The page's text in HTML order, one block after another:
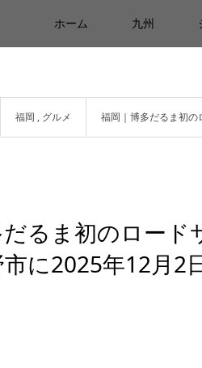
ホーム 九州
福岡 , グルメ 福岡｜博多だるま初
るま初のロー
に2025年12月2